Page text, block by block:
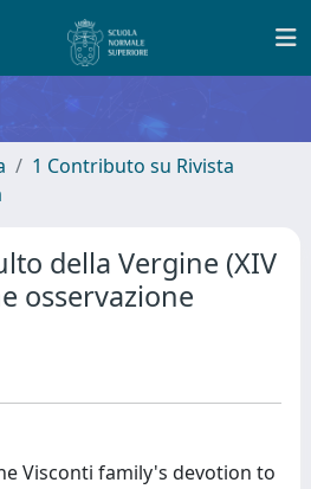
1 Contributo su Rivista
della Vergine (XIV
osservazione
Visconti family's devotion to